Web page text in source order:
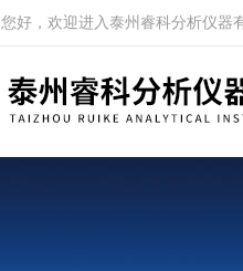
您好，欢迎进入泰州睿科分析仪器